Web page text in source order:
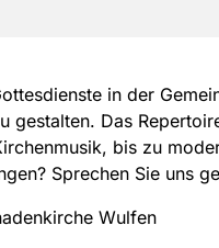
in der
gestalten. Das
bis zu
Sprechen Sie uns
Wulfen